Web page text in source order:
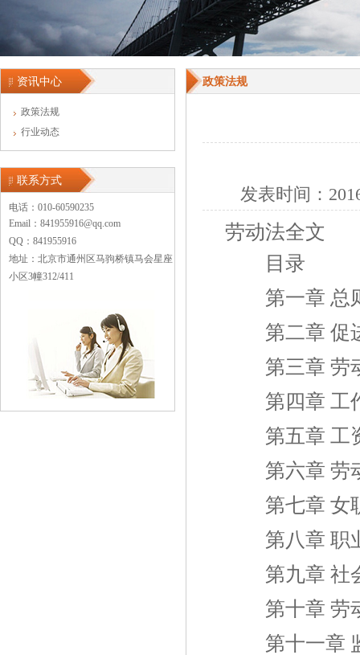
资讯中心
政策法规
行业动态
联系方式
电话：010-60590235
Email：841955916@qq.com
QQ：841955916
地址：北京市通州区马驹桥镇马会星座
小区3幢312/411
政策法规
发表时间：
劳动法全文
目录
第一章 总
第二章 促
第三章 劳
第四章 工
第五章 工
第六章 劳
第七章 女职
第八章 职
第九章 社
第十章 劳
第十一章